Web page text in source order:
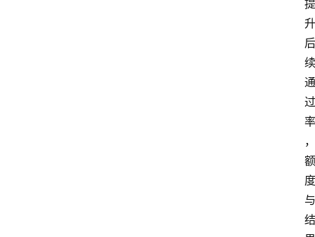
提
升
后
续
通
过
率
，
额
度
与
结